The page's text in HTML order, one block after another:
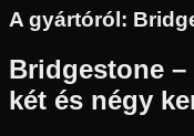
A gyártóról:
Bridgestone
két és négy